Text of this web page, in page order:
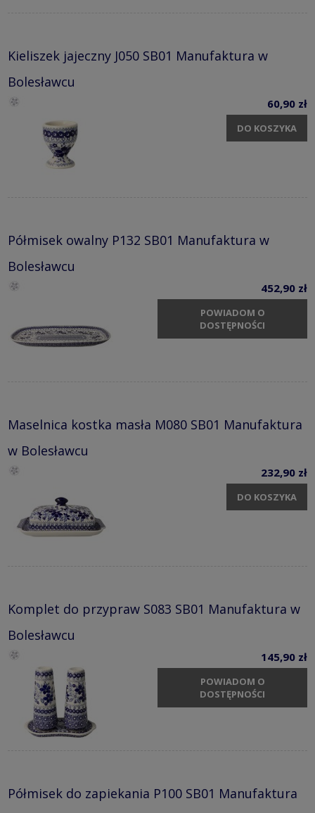
Kieliszek jajeczny J050 SB01 Manufaktura w
Bolesławcu
60,90 zł
DO KOSZYKA
Półmisek owalny P132 SB01 Manufaktura w
Bolesławcu
452,90 zł
POWIADOM O
DOSTĘPNOŚCI
Maselnica kostka masła M080 SB01 Manufaktura
w Bolesławcu
232,90 zł
DO KOSZYKA
Komplet do przypraw S083 SB01 Manufaktura w
Bolesławcu
145,90 zł
POWIADOM O
DOSTĘPNOŚCI
Półmisek do zapiekania P100 SB01 Manufaktura